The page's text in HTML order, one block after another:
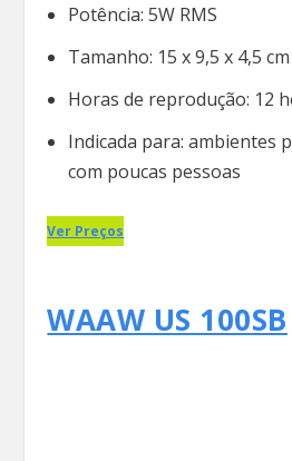
Potência: 5W RMS
Tamanho: 15 x 9,5 x 4,5 cm
Horas de reprodução: 12
Indicada para: ambientes
com poucas pessoas
Ver Preços
WAAW US 100SB